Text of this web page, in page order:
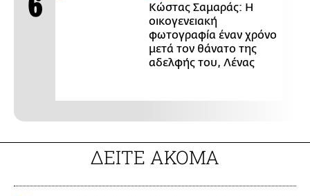
Κώστας Σαμαράς: Η
οικογενειακή
φωτογραφία έναν χρόνο
μετά τον θάνατο της
αδελφής του, Λένας
ΔΕΙΤΕ ΑΚΟΜΑ